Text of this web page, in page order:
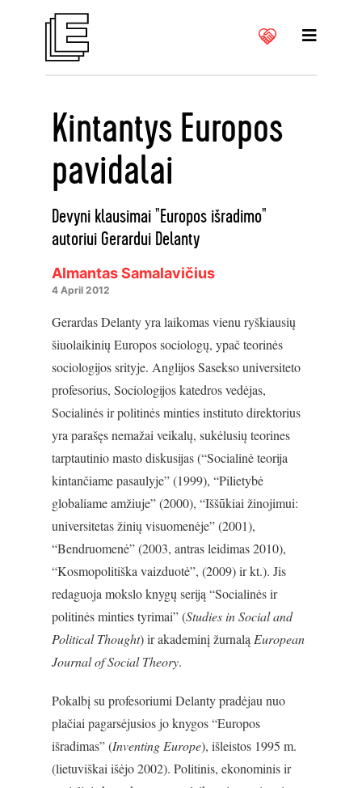
Kintantys Europos
pavidalai
Devyni klausimai "Europos išradimo"
autoriui Gerardui Delanty
Almantas Samalavičius
4 April 2012
Gerardas Delanty yra laikomas vienu ryškiausių
šiuolaikinių Europos sociologų, ypač teorinės
sociologijos srityje. Anglijos Sasekso universiteto
profesorius, Sociologijos katedros vedėjas,
Socialinės ir politinės minties instituto direktorius
yra parašęs nemažai veikalų, sukėlusių teorines
tarptautinio masto diskusijas (“Socialinė teorija
kintančiame pasaulyje” (1999), “Pilietybė
globaliame amžiuje” (2000), “Iššūkiai žinojimui:
universitetas žinių visuomenėje” (2001),
“Bendruomenė” (2003, antras leidimas 2010),
“Kosmopolitiška vaizduotė”, (2009) ir kt.). Jis
redaguoja mokslo knygų seriją “Socialinės ir
politinės minties tyrimai” (Studies in Social and
Political Thought) ir akademinį žurnalą European
Journal of Social Theory.
Pokalbį su profesoriumi Delanty pradėjau nuo
plačiai pagarsėjusios jo knygos “Europos
išradimas” (Inventing Europe), išleistos 1995 m.
(lietuviškai išėjo 2002). Politinis, ekonominis ir